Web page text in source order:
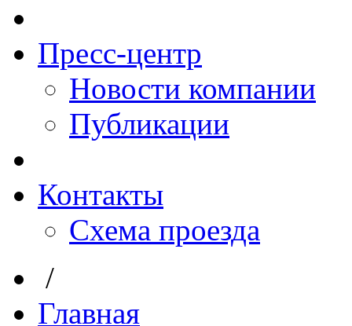
Пресс-центр
Новости компании
Публикации
Контакты
Схема проезда
/
Главная